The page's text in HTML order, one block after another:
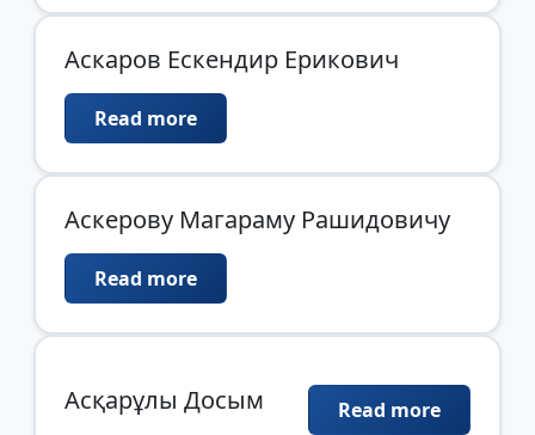
Аскаров Ескендир Ерикович
Read more
Аскерову Магараму Рашидовичу
Read more
Асқарұлы Досым Read more